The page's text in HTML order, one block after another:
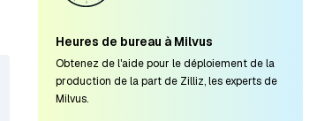
Heures de bureau à Milvus
Obtenez de l'aide pour le déploiement de la
production de la part de Zilliz, les experts de
Milvus.